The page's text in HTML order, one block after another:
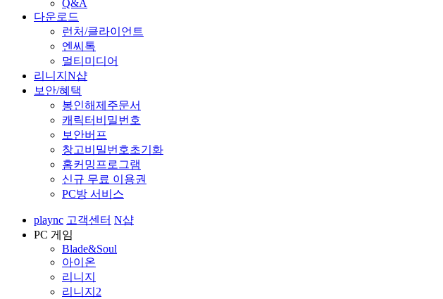
Q&A
다운로드
런처/클라이언트
엔씨톡
멀티미디어
리니지N샵
보안/혜택
봉인해제주문서
캐릭터비밀번호
보안버프
창고비밀번호초기화
홈커밍프로그램
신규 무료 이용권
PC방 서비스
plaync 고객센터 N샵
PC 게임
Blade&Soul
아이온
리니지
리니지2